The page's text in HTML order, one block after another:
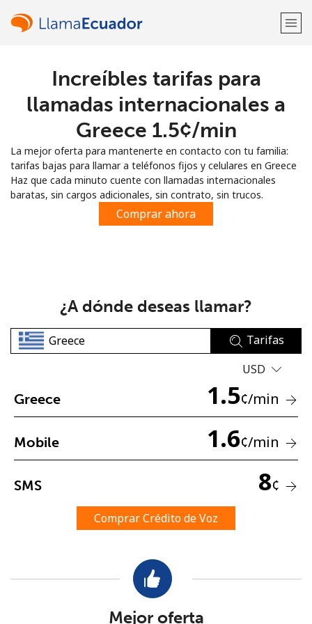
¡Bienvenido!
Regístrate con
Mínimo 8 caracteres
Una letra mayúscula y una minúscula
Un caracter especial
Mantente en contacto para recibir nuestras mejores
Increíbles tarifas para
llamadas internacionales a
Greece ⁦1.5¢⁩/min
La mejor oferta para mantenerte en contacto con tu familia:
tarifas bajas para llamar a teléfonos fijos y celulares en Greece
Haz que cada minuto cuente con llamadas internacionales
baratas, sin cargos adicionales, sin contrato, sin trucos.
Comprar ahora
¿A dónde deseas llamar?
Tarifas
USD
Greece 1.5¢/min
Mobile 1.6¢/min
SMS 8¢
Comprar Crédito de Voz
Mejor oferta